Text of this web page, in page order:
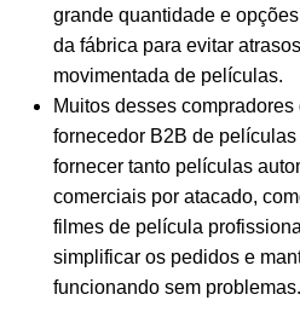
grande quantidade e
da fábrica para evitar
movimentada de películas.
Muitos desses
fornecedor B2B de
fornecer tanto películas
comerciais por atacado,
filmes de película profissional
simplificar os pedidos e
funcionando sem problemas.